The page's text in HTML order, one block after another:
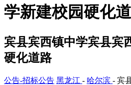
学新建校园硬化
宾县宾西镇中学宾县宾
硬化道路
公告-招标公告 黑龙江 - 哈尔滨 - 宾